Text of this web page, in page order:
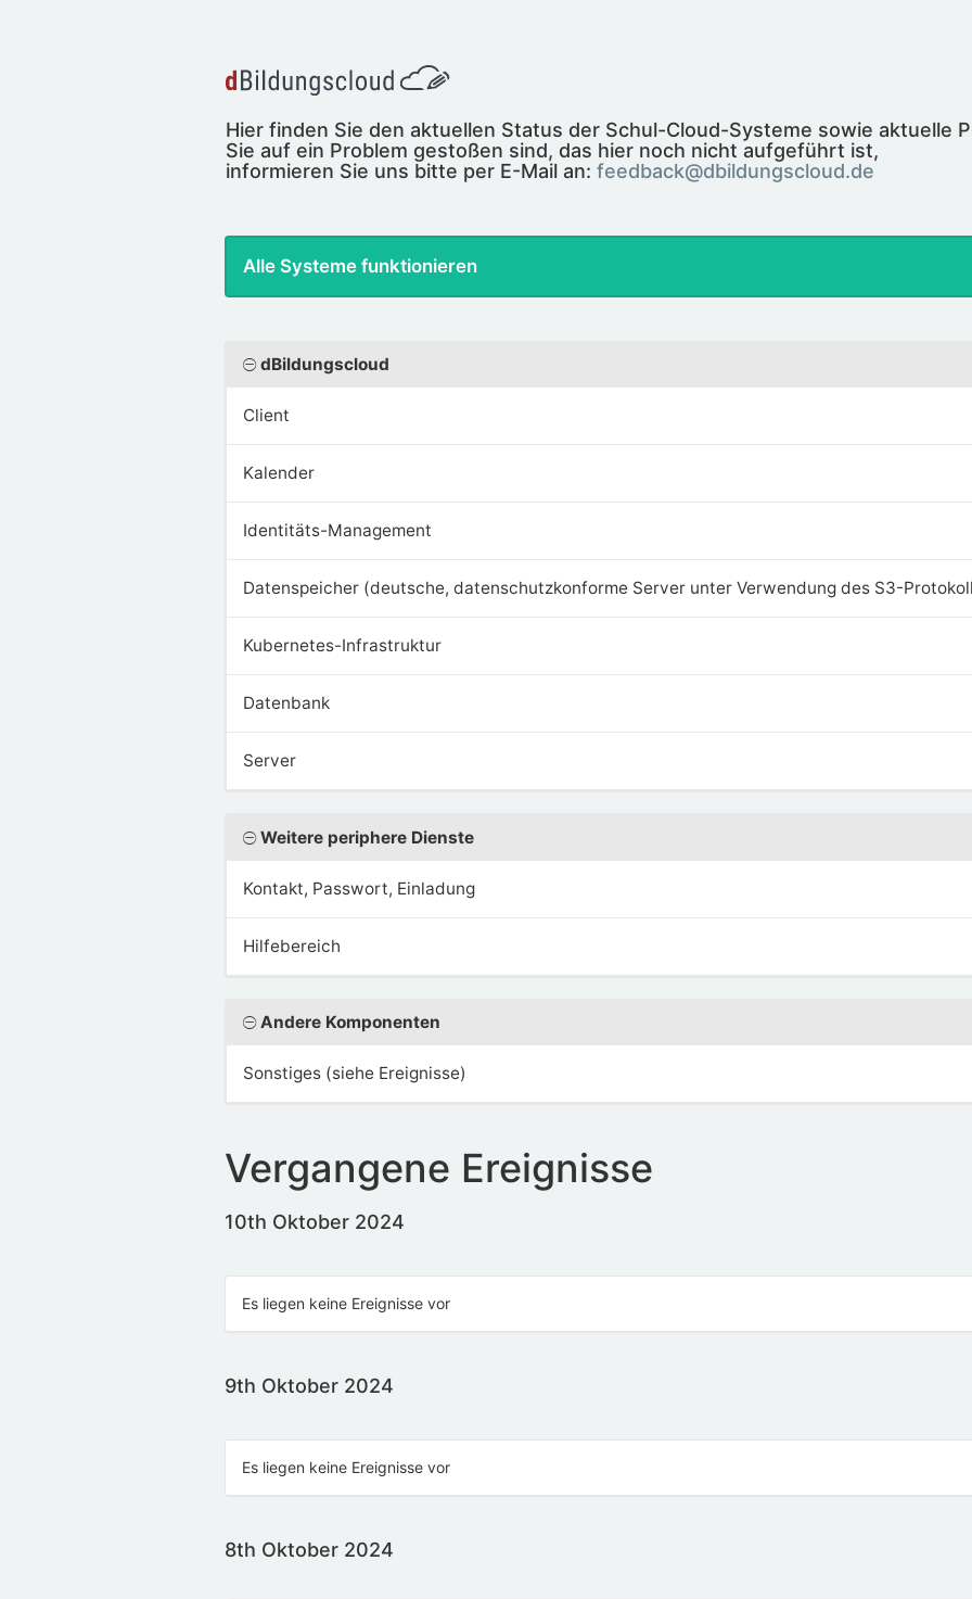
Hier finden Sie den aktuellen Status der Schul-Cloud-Systeme sowie aktuelle
Sie auf ein Problem gestoßen sind, das hier noch nicht aufgeführt ist,
informieren Sie uns bitte per E-Mail an: feedback@dbildungscloud.de
Alle Systeme funktionieren
dBildungscloud
Client
Kalender
Identitäts-Management
Datenspeicher (deutsche, datenschutzkonforme Server unter Verwendung des S3-
Kubernetes-Infrastruktur
Datenbank
Server
Weitere periphere Dienste
Kontakt, Passwort, Einladung
Hilfebereich
Andere Komponenten
Sonstiges (siehe Ereignisse)
Vergangene Ereignisse
10th Oktober 2024
Es liegen keine Ereignisse vor
9th Oktober 2024
Es liegen keine Ereignisse vor
8th Oktober 2024